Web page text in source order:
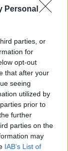
Personal
parties, or
for
opt-out
that after your
seeing
utilized by
prior to
further
parties on the
may
IAB’s List of